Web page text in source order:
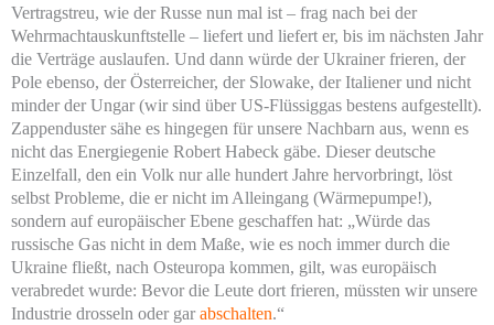
Vertragstreu, wie der Russe nun mal ist – frag nach bei der
Wehrmachtauskunftstelle – liefert und liefert er, bis im nächsten Jahr
die Verträge auslaufen. Und dann würde der Ukrainer frieren, der
Pole ebenso, der Österreicher, der Slowake, der Italiener und nicht
minder der Ungar (wir sind über US-Flüssiggas bestens aufgestellt).
Zappenduster sähe es hingegen für unsere Nachbarn aus, wenn es
nicht das Energiegenie Robert Habeck gäbe. Dieser deutsche
Einzelfall, den ein Volk nur alle hundert Jahre hervorbringt, löst
selbst Probleme, die er nicht im Alleingang (Wärmepumpe!),
sondern auf europäischer Ebene geschaffen hat: „Würde das
russische Gas nicht in dem Maße, wie es noch immer durch die
Ukraine fließt, nach Osteuropa kommen, gilt, was europäisch
verabredet wurde: Bevor die Leute dort frieren, müssten wir unsere
Industrie drosseln oder gar abschalten.“